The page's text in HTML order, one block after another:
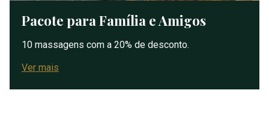
Pacote para Família e Amigos
10 massagens com a 20% de desconto.
Ver mais